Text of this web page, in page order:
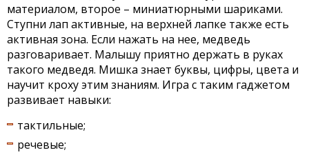
материалом, второе – миниатюрными шариками.
Ступни лап активные, на верхней лапке также есть
активная зона. Если нажать на нее, медведь
разговаривает. Малышу приятно держать в руках
такого медведя. Мишка знает буквы, цифры, цвета и
научит кроху этим знаниям. Игра с таким гаджетом
развивает навыки:
тактильные;
речевые;